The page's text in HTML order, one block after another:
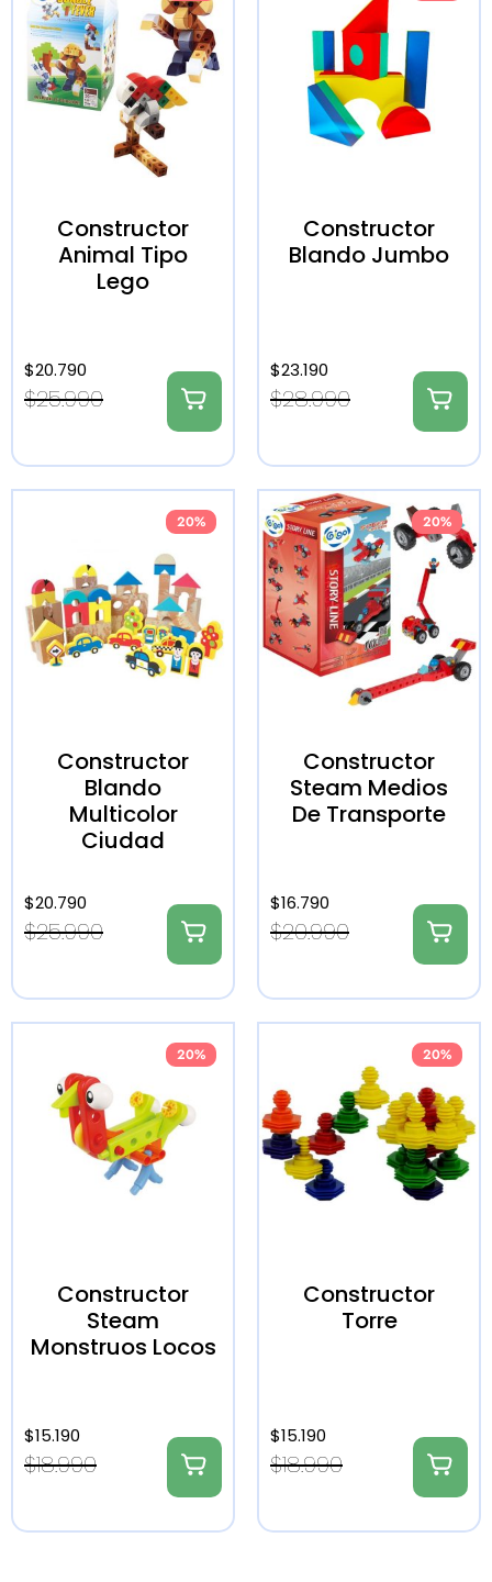
Constructor
Animal Tipo
Lego
$25.990
$20.790
Constructor
Blando Jumbo
$28.990
$23.190
20%
Constructor
Blando
Multicolor
Ciudad
$25.990
$20.790
20%
Constructor
Steam Medios
De Transporte
$20.990
$16.790
20%
Constructor
Steam
Monstruos Locos
$18.990
$15.190
20%
Constructor
Torre
$18.990
$15.190